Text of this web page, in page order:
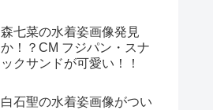
森七菜の水着姿画像発見
か！？CM フジパン・スナ
ックサンドが可愛い！！
白石聖の水着姿画像がつい